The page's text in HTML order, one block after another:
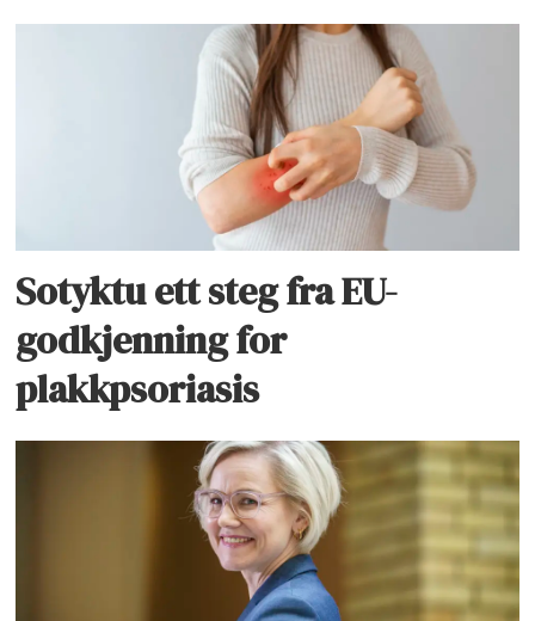
Sotyktu ett steg fra EU-
godkjenning for
plakkpsoriasis